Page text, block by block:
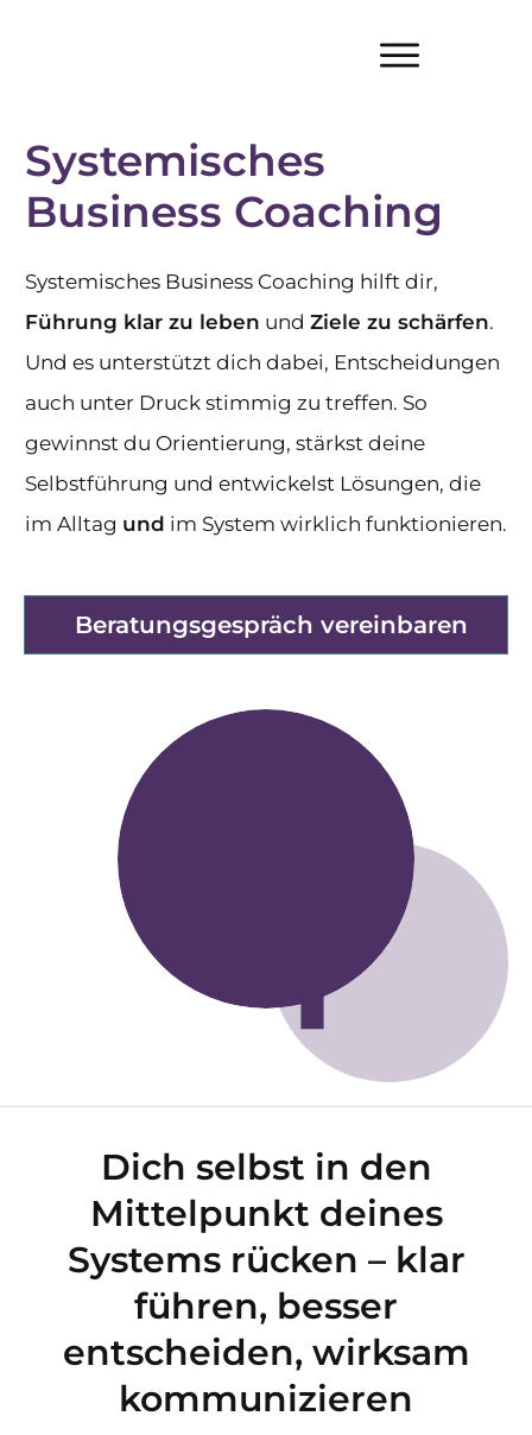
Systemisches
Business Coaching
Systemisches Business Coaching hilft dir,
Führung klar zu leben und Ziele zu schärfen.
Und es unterstützt dich dabei, Entscheidungen
auch unter Druck stimmig zu treffen. So
gewinnst du Orientierung, stärkst deine
Selbstführung und entwickelst Lösungen, die
im Alltag und im System wirklich funktionieren.
Beratungsgespräch vereinbaren
Dich selbst in den
Mittelpunkt deines
Systems rücken – klar
führen, besser
entscheiden, wirksam
kommunizieren